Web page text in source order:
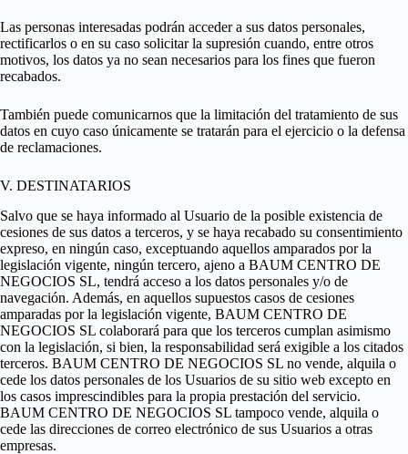
Las personas interesadas podrán acceder a sus datos personales,
rectificarlos o en su caso solicitar la supresión cuando, entre otros
motivos, los datos ya no sean necesarios para los fines que fueron
recabados.
También puede comunicarnos que la limitación del tratamiento de sus
datos en cuyo caso únicamente se tratarán para el ejercicio o la defensa
de reclamaciones.
V. DESTINATARIOS
Salvo que se haya informado al Usuario de la posible existencia de
cesiones de sus datos a terceros, y se haya recabado su consentimiento
expreso, en ningún caso, exceptuando aquellos amparados por la
legislación vigente, ningún tercero, ajeno a BAUM CENTRO DE
NEGOCIOS SL, tendrá acceso a los datos personales y/o de
navegación. Además, en aquellos supuestos casos de cesiones
amparadas por la legislación vigente, BAUM CENTRO DE
NEGOCIOS SL colaborará para que los terceros cumplan asimismo
con la legislación, si bien, la responsabilidad será exigible a los citados
terceros. BAUM CENTRO DE NEGOCIOS SL no vende, alquila o
cede los datos personales de los Usuarios de su sitio web excepto en
los casos imprescindibles para la propia prestación del servicio.
BAUM CENTRO DE NEGOCIOS SL tampoco vende, alquila o
cede las direcciones de correo electrónico de sus Usuarios a otras
empresas.